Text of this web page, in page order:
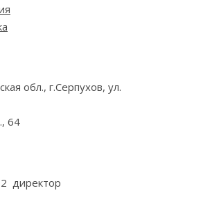
обл., г.Серпухов, ул.
64
директор